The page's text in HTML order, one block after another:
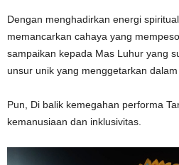
Dengan menghadirkan energi
memancarkan cahaya yang
sampaikan kepada Mas Luhur yang
unsur unik yang menggetarkan
Pun, Di balik kemegahan performa
kemanusiaan dan inklusivitas.